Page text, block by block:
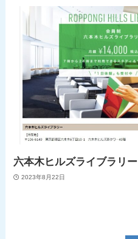
六本木ヒルズライブラリー
2023年8月22日